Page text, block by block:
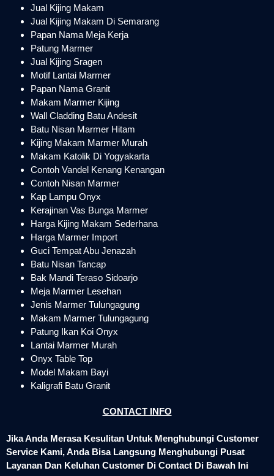
Jual Kijing Makam
Jual Kijing Makam Di Semarang
Papan Nama Meja Kerja
Patung Marmer
Jual Kijing Sragen
Motif Lantai Marmer
Papan Nama Granit
Makam Marmer Kijing
Wall Cladding Batu Andesit
Batu Nisan Marmer Hitam
Kijing Makam Marmer Murah
Makam Katolik Di Yogyakarta
Contoh Vandel Kenang Kenangan
Contoh Nisan Marmer
Kap Lampu Onyx
Kerajinan Vas Bunga Marmer
Harga Kijing Makam Sederhana
Harga Marmer Import
Guci Tempat Abu Jenazah
Batu Nisan Tancap
Bak Mandi Teraso Sidoarjo
Meja Marmer Lesehan
Jenis Marmer Tulungagung
Makam Marmer Tulungagung
Patung Ikan Koi Onyx
Lantai Marmer Murah
Onyx Table Top
Model Makam Bayi
Kaligrafi Batu Granit
CONTACT INFO
Jika Anda Merasa Kesulitan Untuk Menghubungi Customer
Service Kami, Anda Bisa Langsung Menghubungi Pusat
Layanan Dan Keluhan Customer Di Contact Di Bawah Ini